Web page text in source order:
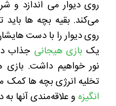
روی دیوار می اندازد و
می‌کند. بقیه بچه ها باید
روی دیوار را با دست
یک بازی هیجانی جذاب
نور خواهیم داشت. بازی
تخلیه انرژی بچه ها کمک
انگیزه و علاقه‌مندی آنها